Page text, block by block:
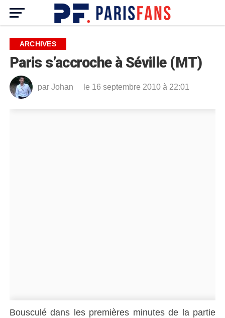
ARCHIVES
Paris s’accroche à Séville (MT)
par Johan le 16 septembre 2010 à 22:01
Bousculé dans les premières minutes de la partie